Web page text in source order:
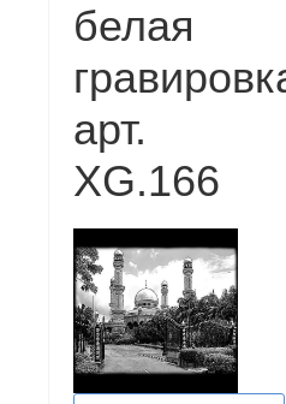
белая
арт.
XG.166